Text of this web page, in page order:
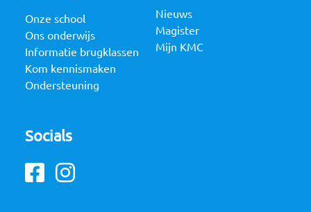
Onze school
Ons onderwijs
Informatie brugklassen
Kom kennismaken
Ondersteuning
Nieuws
Magister
Mijn KMC
Socials
Facebook
Instagram